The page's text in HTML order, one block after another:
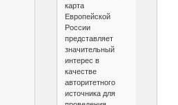
карта
Европейской
России
представляет
значительный
интерес в
качестве
авторитетного
источника для